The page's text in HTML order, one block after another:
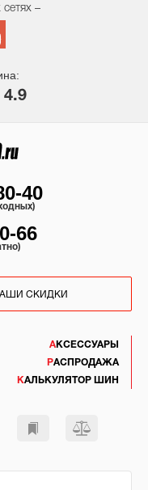
–
4.9
АКСЕССУАРЫ
РАСПРОДАЖА
КАЛЬКУЛЯТОР ШИН
40
66
СКИДКИ